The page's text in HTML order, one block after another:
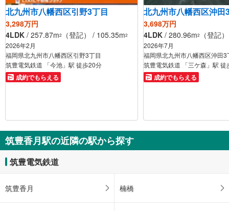
北九州市八幡西区引野3丁目
3,298万円
4LDK / 257.87m2 （登記） / 105.35m2
2026年2月
福岡県北九州市八幡西区引野3丁目
筑豊電気鉄道 「今池」駅 徒歩20分
成約でもらえる
北九州市八幡西区沖田
3,698万円
4LDK / 280.96m2 （登記
2026年7月
福岡県北九州市八幡西区沖田3
筑豊電気鉄道 「三ケ森」駅 徒
成約でもらえる
筑豊香月駅の近隣の駅から探す
筑豊電気鉄道
筑豊香月 楠橋